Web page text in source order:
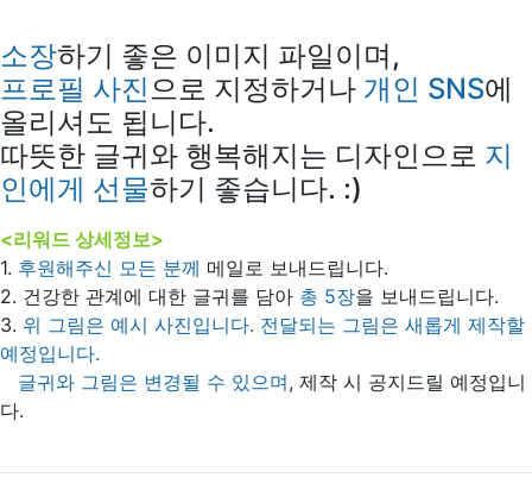
소장하기 좋은 이미지 파일이며,
프로필 사진으로 지정하거나 개인 SNS에
올리셔도 됩니다.
따뜻한 글귀와 행복해지는 디자인으로 지
인에게 선물하기 좋습니다. :)
<리워드 상세정보>
1. 후원해주신 모든 분께 메일로 보내드립니다.
2. 건강한 관계에 대한 글귀를 담아 총 5장을 보내드립니다.
3. 위 그림은 예시 사진입니다. 전달되는 그림은 새롭게 제작할
예정입니다.
글귀와 그림은 변경될 수 있으며, 제작 시 공지드릴 예정입니
다.